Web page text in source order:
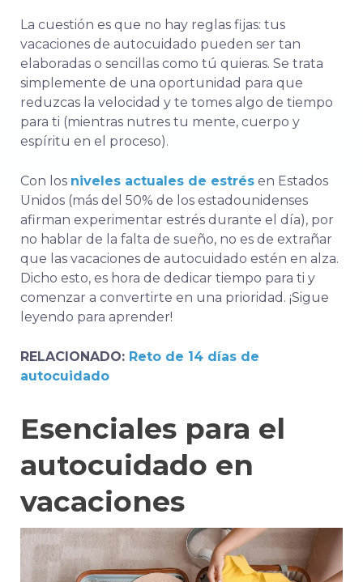
La cuestión es que no hay reglas fijas: tus
vacaciones de autocuidado pueden ser tan
elaboradas o sencillas como tú quieras. Se trata
simplemente de una oportunidad para que
reduzcas la velocidad y te tomes algo de tiempo
para ti (mientras nutres tu mente, cuerpo y
espíritu en el proceso).
Con los niveles actuales de estrés en Estados
Unidos (más del 50% de los estadounidenses
afirman experimentar estrés durante el día), por
no hablar de la falta de sueño, no es de extrañar
que las vacaciones de autocuidado estén en alza.
Dicho esto, es hora de dedicar tiempo para ti y
comenzar a convertirte en una prioridad. ¡Sigue
leyendo para aprender!
RELACIONADO: Reto de 14 días de
autocuidado
Esenciales para el
autocuidado en
vacaciones